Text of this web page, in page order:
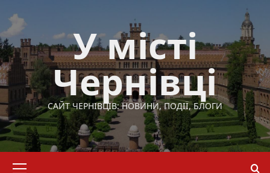
до
вмісту
У місті
Чернівці
САЙТ ЧЕРНІВЦІВ: НОВИНИ, ПОДІЇ, БЛОГИ